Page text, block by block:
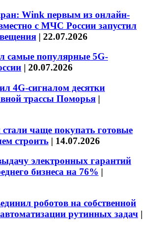
Wink первым из онлайн-
с МЧС России запустил
| 22.07.2026
самые популярные 5G-
| 20.07.2026
4G-сигналом десятки
трассы Поморья |
чаще покупать готовые
строить | 14.07.2026
электронных гарантий
бизнеса на 76% |
роботов на собственной
рутинных задач |